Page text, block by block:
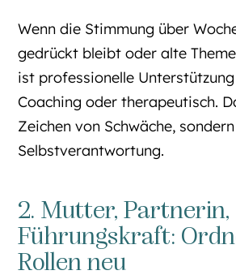
Wenn die Stimmung über
gedrückt bleibt oder alte
ist professionelle
Coaching oder therapeutisch.
Zeichen von Schwäche, sondern
Selbstverantwortung.
2. Mutter, Partnerin,
Führungskraft:
Rollen neu